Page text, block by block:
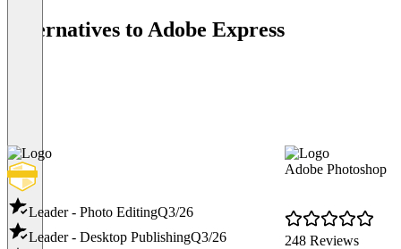
Alternatives to Adobe Express
Leader - Photo EditingQ3/26
Leader - Desktop PublishingQ3/26
Adobe Photoshop
248 Reviews